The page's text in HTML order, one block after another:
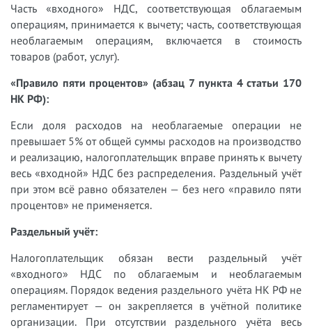
Часть «входного» НДС, соответствующая облагаемым
операциям, принимается к вычету; часть, соответствующая
необлагаемым операциям, включается в стоимость
товаров (работ, услуг).
«Правило пяти процентов» (абзац 7 пункта 4 статьи 170
НК РФ):
Если доля расходов на необлагаемые операции не
превышает 5% от общей суммы расходов на производство
и реализацию, налогоплательщик вправе принять к вычету
весь «входной» НДС без распределения. Раздельный учёт
при этом всё равно обязателен — без него «правило пяти
процентов» не применяется.
Раздельный учёт:
Налогоплательщик обязан вести раздельный учёт
«входного» НДС по облагаемым и необлагаемым
операциям. Порядок ведения раздельного учёта НК РФ не
регламентирует — он закрепляется в учётной политике
организации. При отсутствии раздельного учёта весь